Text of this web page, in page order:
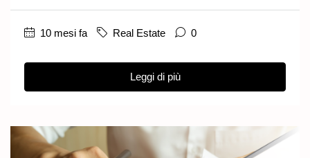
10 mesi fa Real Estate 0
Leggi di più